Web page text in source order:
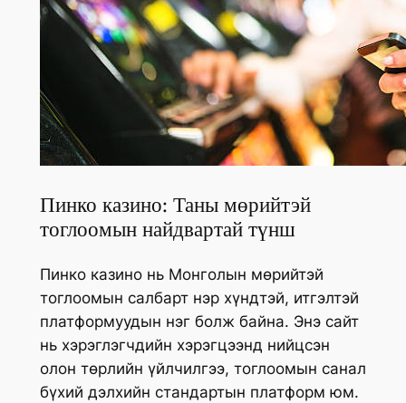
Пинко казино: Таны мөрийтэй
тоглоомын найдвартай түнш
Пинко казино нь Монголын мөрийтэй
тоглоомын салбарт нэр хүндтэй, итгэлтэй
платформуудын нэг болж байна. Энэ сайт
нь хэрэглэгчдийн хэрэгцээнд нийцсэн
олон төрлийн үйлчилгээ, тоглоомын санал
бүхий дэлхийн стандартын платформ юм.